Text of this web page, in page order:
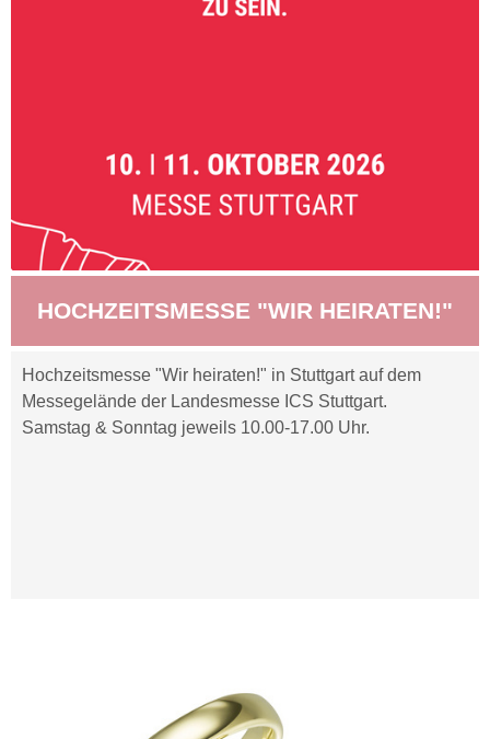
HOCHZEITSMESSE "WIR HEIRATEN!"
Hochzeitsmesse "Wir heiraten!" in Stuttgart auf dem
Messegelände der Landesmesse ICS Stuttgart.
Samstag & Sonntag jeweils 10.00-17.00 Uhr.